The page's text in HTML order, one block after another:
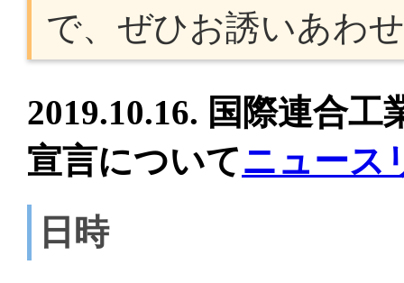
で、ぜひお誘いあわ
2019.10.16. 国際連合
宣言についてニュース
日時